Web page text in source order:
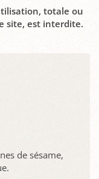
totale ou
site, est interdite.
de sésame,